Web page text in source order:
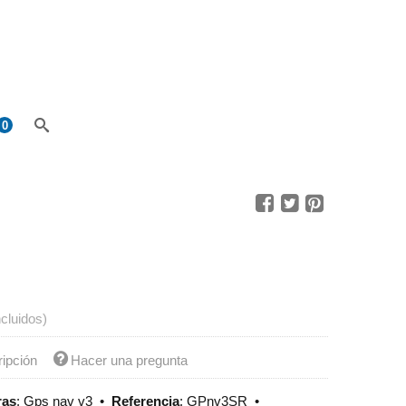
0
Hacer una pregunta
:Gps nav v3 • Referencia:GPnv3SR •